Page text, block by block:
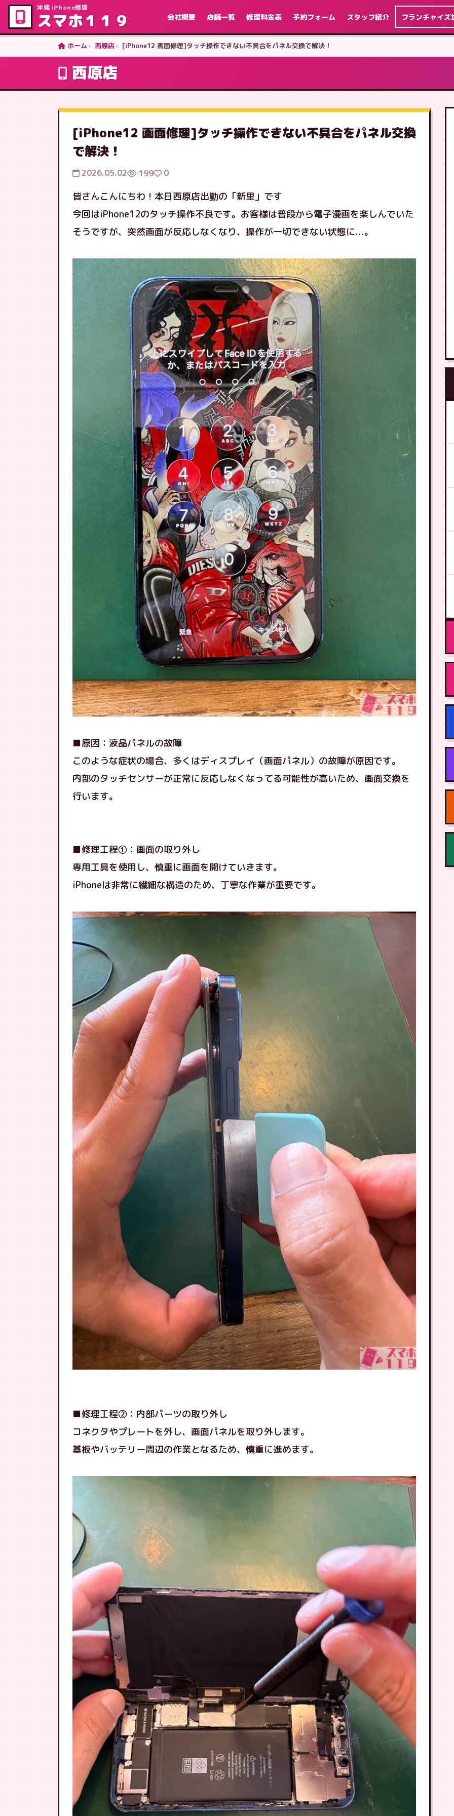
沖縄 iPhone修理
スマホ１１９ 会社概要 店舗一覧 修理料金表 予約フォーム スタッフ紹介 フランチャイズ
ホーム 西原店 [iPhone12 画面修理]タッチ操作できない不具合をパネル交換で解決！
西原店
[iPhone12 画面修理]タッチ操作できない不具合をパネル交換
で解決！
2026.05.02 199 0
皆さんこんにちわ！本日西原店出勤の「新里」です
今回はiPhone12のタッチ操作不良です。お客様は普段から電子漫画を楽しんでいた
そうですが、突然画面が反応しなくなり、操作が一切できない状態に...。
■原因：液晶パネルの故障
このような症状の場合、多くはディスプレイ（画面パネル）の故障が原因です。
内部のタッチセンサーが正常に反応しなくなってる可能性が高いため、画面交換を
行います。
■修理工程①：画面の取り外し
専用工具を使用し、慎重に画面を開けていきます。
iPhoneは非常に繊細な構造のため、丁寧な作業が重要です。
■修理工程②：内部パーツの取り外し
コネクタやプレートを外し、画面パネルを取り外します。
基板やバッテリー周辺の作業となるため、慎重に進めます。